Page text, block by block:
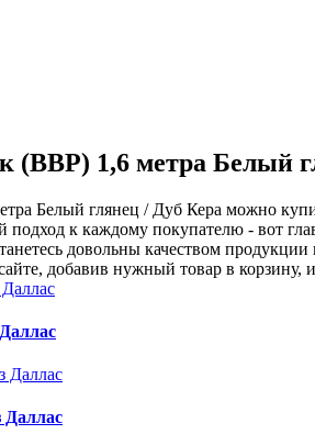
(ВВР) 1,6 метра Белый
Белый глянец / Дуб Кера можно
к каждому покупателю - вот
довольны качеством
добавив нужный товар в корзину,